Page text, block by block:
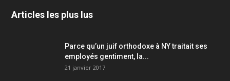
Articles les plus lus
Parce qu’un juif orthodoxe à NY traitait ses
employés gentiment, la...
21 janvier 2017